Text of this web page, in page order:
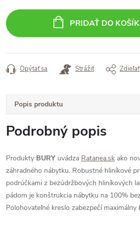
cena:
PRIDAŤ DO
Opýtať sa Strážiť Zdieľať
Popis produktu
Podrobný popis
Produkty BURY uvádza Ratanea.sk ako
záhradného nábytku. Robustné hliníkové
podrúčkami z bezúdržbových hliníkových
pádom je konštrukcia nábytku na 100%
Polohovateľné kreslo zabezpečí